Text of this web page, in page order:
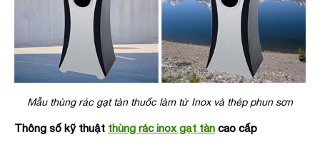
Mẫu thùng rác gạt tàn thuốc làm từ Inox và thép phun sơn
Thông số kỹ thuật thùng rác inox gạt tàn cao cấp